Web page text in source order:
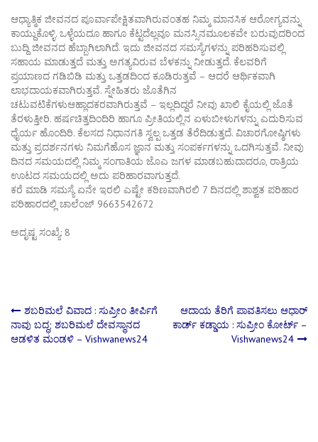
ಆಧ್ಯಾತ್ಮಿಕ ಜೀವನದ ಪೂರ್ವಾಪೇಕ್ಷಿತವಾಗಿರುವಂತಹ ನಿಮ್ಮ ಮಾನಸಿಕ ಆರೋಗ್ಯವನ್ನು
ಕಾಯ್ದುಕೊಳ್ಳಿ. ಒಳ್ಳೆಯದೂ ಹಾಗೂ ಕೆಟ್ಟದೆಲ್ಲವೂ ಮನಸ್ಸಿನಮೂಲಕವೇ ಬರುವುದರಿಂದ
ಬುದ್ದಿ ಜೀವನದ ಹೆಬ್ಬಾಗಿಲಾಗಿದೆ. ಇದು ಜೀವನದ ಸಮಸ್ಯೆಗಳನ್ನು ಪರಿಹರಿಸುವಲ್ಲಿ
ಸಹಾಯ ಮಾಡುತ್ತದೆ ಮತ್ತು ಅಗತ್ಯವಿರುವ ಬೆಳಕನ್ನು ನೀಡುತ್ತದೆ. ಕೆಲವರಿಗೆ
ಪ್ರಯಾಣದ ಗಡಿಬಿಡಿ ಮತ್ತು ಒತ್ತಡದಿಂದ ಕೂಡಿರುತ್ತವೆ – ಆದರೆ ಆರ್ಥಿಕವಾಗಿ
ಲಾಭದಾಯಕವಾಗಿರುತ್ತವೆ. ಸ್ನೇಹಿತರು ಜೊತೆಗಿನ
ಚಟುವಟಿಕೆಗಳುಆಹ್ಲಾದಕರವಾಗಿರುತ್ತವೆ – ಇಲ್ಲದಿದ್ದರೆ ನೀವು ಖಾಲಿ ಕೈಯಲ್ಲಿ ಜೊತೆ
ತೆರಳುತ್ತೀರಿ. ಹರ್ಷಚಿತ್ತದಿಂದಿರಿ ಹಾಗೂ ಪ್ರೀತಿಯಲ್ಲಿನ ಏಳುಬೀಳುಗಳನ್ನು ಎದುರಿಸುವ
ಧೈರ್ಯ ಹೊಂದಿರಿ. ಕೆಲಸದ ನಿಧಾನಗತಿ ಸ್ವಲ್ಪ ಒತ್ತಡ ತೆರೆದಿಡುತ್ತದೆ. ವಿಚಾರಗೋಷ್ಠಿಗಳು
ಮತ್ತು ಪ್ರದರ್ಶನಗಳು ನಿಮಗೆಹೊಸ ಜ್ಞಾನ ಮತ್ತು ಸಂಪರ್ಕಗಳನ್ನು ಒದಗಿಸುತ್ತವೆ. ನೀವು
ದಿನದ ಸಮಯದಲ್ಲಿ ನಿಮ್ಮ ಸಂಗಾತಿಯ ಜೊಎ ಜಗಳ ಮಾಡಬಹುದಾದರೂ, ರಾತ್ರಿಯ
ಊಟದ ಸಮಯದಲ್ಲಿ ಅದು ಪರಿಹಾರವಾಗುತ್ತದೆ.
ಕರೆ ಮಾಡಿ ಸಮಸ್ಯೆ ಏನೇ ಇರಲಿ ಎಷ್ಟೇ ಕಠಿಣವಾಗಿರಲಿ 7 ದಿನದಲ್ಲಿ ಶಾಶ್ವತ ಪರಿಹಾರ
ಪರಿಹಾರದಲ್ಲಿ ಚಾಲೆಂಜ್ 9663542672
ಅದೃಷ್ಟ ಸಂಖ್ಯೆ: 8
Post
navigation
ಶಬರಿಮಲೆ ವಿವಾದ : ಸುಪ್ರೀಂ ತೀರ್ಪಿಗೆ
ನಾವು ಬದ್ಧ; ಶಬರಿಮಲೆ ದೇವಸ್ಥಾನದ
ಆಡಳಿತ ಮಂಡಳಿ – Vishwanews24
ಆದಾಯ ತೆರಿಗೆ ಪಾವತಿಸಲು ಆಧಾರ್
ಕಾರ್ಡ್ ಕಡ್ಡಾಯ : ಸುಪ್ರೀಂ ಕೋರ್ಟ್ –
Vishwanews24